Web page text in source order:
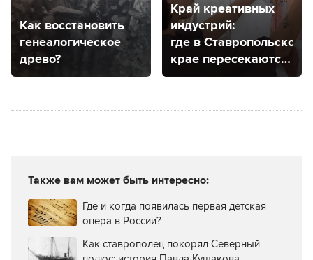
Как восстановить
генеалогическое
древо?
Край креативных
индустрий:
где в Ставропольском
крае пересекаются
творчество
Также вам может быть интересно:
Где и когда появилась первая детская
опера в России?
Как ставрополец покорял Северный